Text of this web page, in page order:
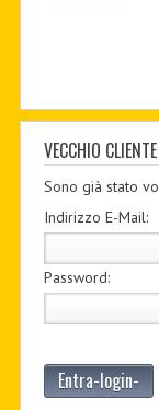
VECCHIO CLIENTE
Sono già stato
Indirizzo E-Mail:
Password:
Entra-login-